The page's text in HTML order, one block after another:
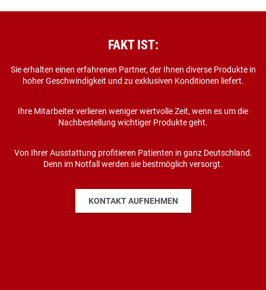
FAKT IST:
Sie erhalten einen erfahrenen Partner, der Ihnen diverse Produkte in
hoher Geschwindigkeit und zu exklusiven Konditionen liefert.
Ihre Mitarbeiter verlieren weniger wertvolle Zeit, wenn es um die
Nachbestellung wichtiger Produkte geht.
Von Ihrer Ausstattung profitieren Patienten in ganz Deutschland.
Denn im Notfall werden sie bestmöglich versorgt.
KONTAKT AUFNEHMEN